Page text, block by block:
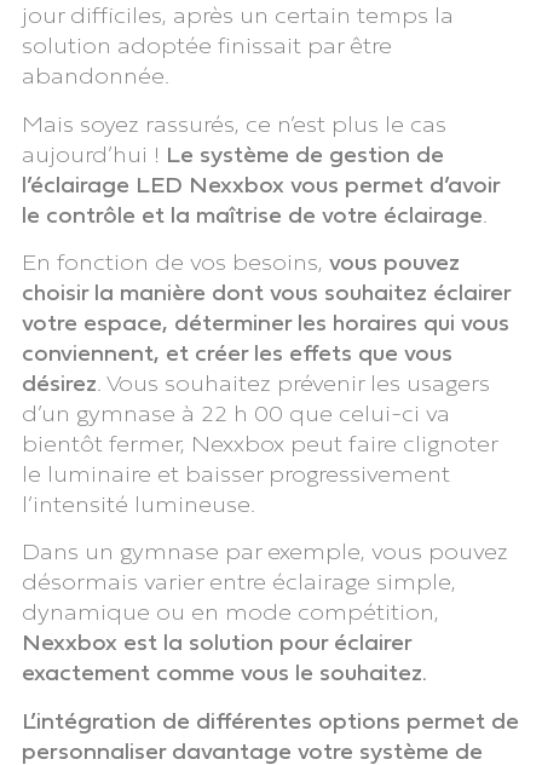
jour difficiles, après un certain temps la
solution adoptée finissait par être
abandonnée.
Mais soyez rassurés, ce n’est plus le cas
aujourd’hui ! Le système de gestion de
l’éclairage LED Nexxbox vous permet d’avoir
le contrôle et la maîtrise de votre éclairage
En fonction de vos besoins, vous pouvez
choisir la manière dont vous souhaitez éclairer
votre espace, déterminer les horaires qui vous
conviennent, et créer les effets que vous
désirez . Vous souhaitez prévenir les usagers
d’un gymnase à 22 h 00 que celui-ci va
bientôt fermer, Nexxbox peut faire clignoter
le luminaire et baisser progressivement
l’intensité lumineuse.
Dans un gymnase par exemple, vous pouvez
désormais varier entre éclairage simple,
dynamique ou en mode compétition,
Nexxbox est la solution pour éclairer
exactement comme vous le souhaitez.
L’intégration de différentes options permet de
personnaliser davantage votre système de